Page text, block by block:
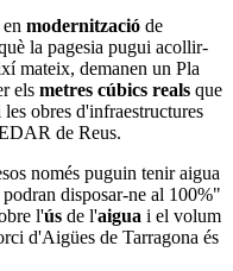
modernització de
la pagesia pugui acollir-
mateix, demanen un Pla
els metres cúbics reals que
obres d'infraestructures
de Reus.
només puguin tenir aigua
disposar-ne al 100%"
l'ús de l'aigua i el volum
d'Aigües de Tarragona és